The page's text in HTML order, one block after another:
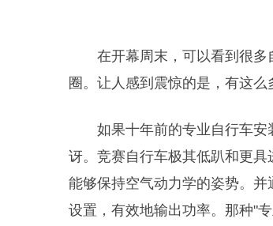
在开幕周末，可以看到很
圈。让人感到震惊的是，有这么
如果十年前的专业自行车
讶。竞赛自行车极其低趴和更
能够保持空气动力学的姿势。
设置，有效地输出功率。那种"